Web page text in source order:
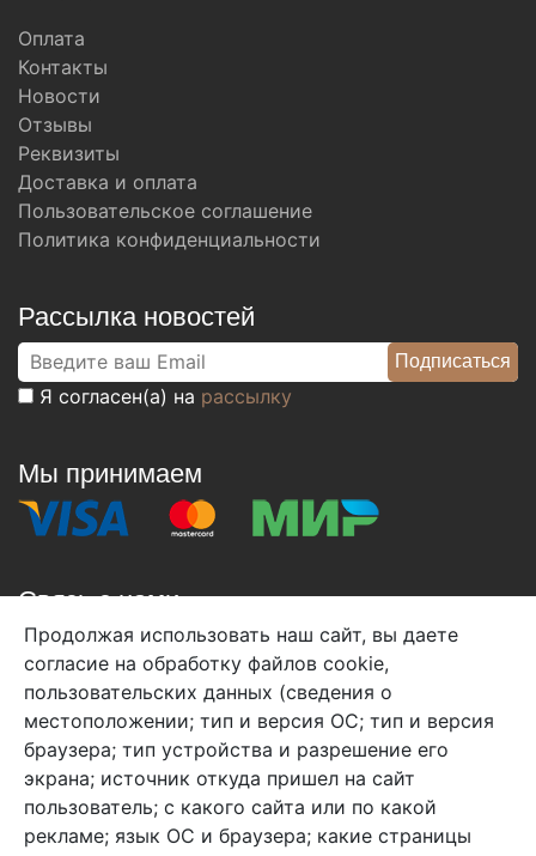
Оплата
Контакты
Новости
Отзывы
Реквизиты
Доставка и оплата
Пользовательское соглашение
Политика конфиденциальности
Рассылка новостей
Я согласен(а) на рассылку
Мы принимаем
Связь с нами
+7 (495) 933-38-08
info@arben-textile.ru- оптовые продажи
Арбен текстиль г. Щелково, пер.
1-й Советский д.25, владение 2.
Продолжая использовать наш сайт, вы даете
согласие на обработку файлов cookie,
пользовательских данных (сведения о
местоположении; тип и версия ОС; тип и версия
браузера; тип устройства и разрешение его
экрана; источник откуда пришел на сайт
пользователь; с какого сайта или по какой
рекламе; язык ОС и браузера; какие страницы